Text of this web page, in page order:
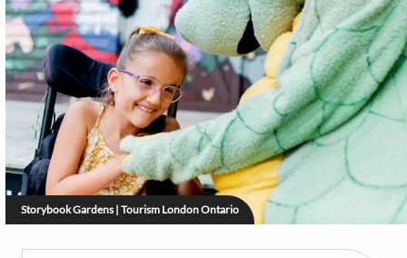
Storybook Gardens | Tourism London Ontario